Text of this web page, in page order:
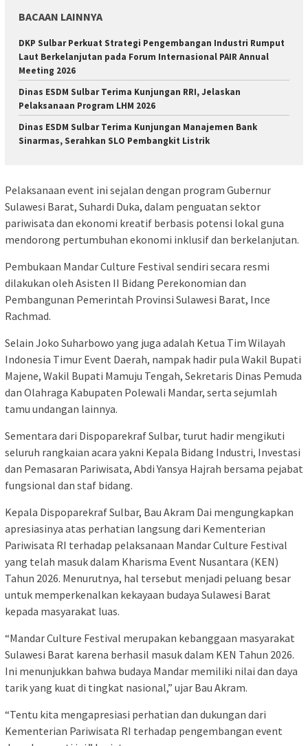
BACAAN LAINNYA
DKP Sulbar Perkuat Strategi Pengembangan Industri Rumput
Laut Berkelanjutan pada Forum Internasional PAIR Annual
Meeting 2026
Dinas ESDM Sulbar Terima Kunjungan RRI, Jelaskan
Pelaksanaan Program LHM 2026
Dinas ESDM Sulbar Terima Kunjungan Manajemen Bank
Sinarmas, Serahkan SLO Pembangkit Listrik
Pelaksanaan event ini sejalan dengan program Gubernur
Sulawesi Barat, Suhardi Duka, dalam penguatan sektor
pariwisata dan ekonomi kreatif berbasis potensi lokal guna
mendorong pertumbuhan ekonomi inklusif dan berkelanjutan.
Pembukaan Mandar Culture Festival sendiri secara resmi
dilakukan oleh Asisten II Bidang Perekonomian dan
Pembangunan Pemerintah Provinsi Sulawesi Barat, Ince
Rachmad.
Selain Joko Suharbowo yang juga adalah Ketua Tim Wilayah
Indonesia Timur Event Daerah, nampak hadir pula Wakil Bupati
Majene, Wakil Bupati Mamuju Tengah, Sekretaris Dinas Pemuda
dan Olahraga Kabupaten Polewali Mandar, serta sejumlah
tamu undangan lainnya.
Sementara dari Dispoparekraf Sulbar, turut hadir mengikuti
seluruh rangkaian acara yakni Kepala Bidang Industri, Investasi
dan Pemasaran Pariwisata, Abdi Yansya Hajrah bersama pejabat
fungsional dan staf bidang.
Kepala Dispoparekraf Sulbar, Bau Akram Dai mengungkapkan
apresiasinya atas perhatian langsung dari Kementerian
Pariwisata RI terhadap pelaksanaan Mandar Culture Festival
yang telah masuk dalam Kharisma Event Nusantara (KEN)
Tahun 2026. Menurutnya, hal tersebut menjadi peluang besar
untuk memperkenalkan kekayaan budaya Sulawesi Barat
kepada masyarakat luas.
“Mandar Culture Festival merupakan kebanggaan masyarakat
Sulawesi Barat karena berhasil masuk dalam KEN Tahun 2026.
Ini menunjukkan bahwa budaya Mandar memiliki nilai dan daya
tarik yang kuat di tingkat nasional,” ujar Bau Akram.
“Tentu kita mengapresiasi perhatian dan dukungan dari
Kementerian Pariwisata RI terhadap pengembangan event